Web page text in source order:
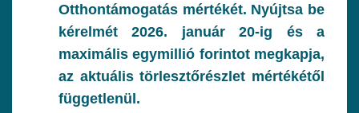
Otthontámogatás mértékét. Nyújtsa be
kérelmét 2026. január 20-ig és a
maximális egymillió forintot megkapja,
az aktuális törlesztőrészlet mértékétől
függetlenül.